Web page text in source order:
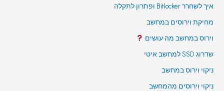
איך לשחרר Bitlocker ופתרון לתקלה
מחיקת וירוסים במחשב
וירוס במחשב מה עושים
שדרוג SSD למחשב איטי
ניקוי וירוס במחשב
ניקוי וירוסים מהמחשב